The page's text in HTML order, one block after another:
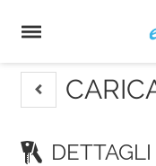
Home
Offerte